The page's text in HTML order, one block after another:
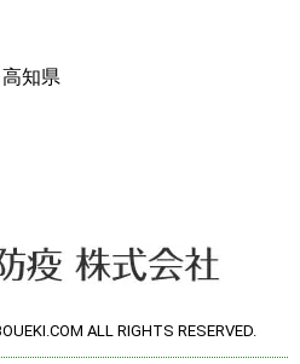
知県
ALL RIGHTS RESERVED.